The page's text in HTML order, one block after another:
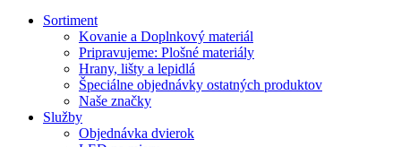
Sortiment
Kovanie a Doplnkový materiál
Pripravujeme: Plošné materiály
Hrany, lišty a lepidlá
Špeciálne objednávky ostatných produktov
Naše značky
Služby
Objednávka dvierok